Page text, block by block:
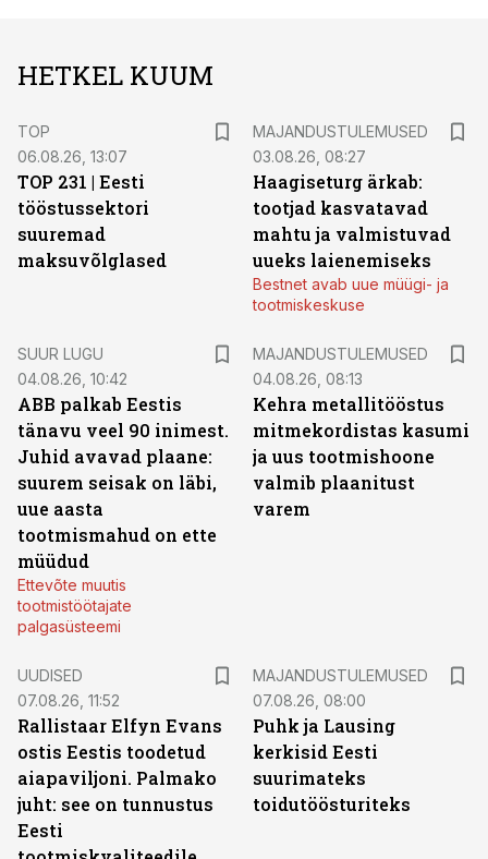
HETKEL KUUM
TOP
06.08.26, 13:07
TOP 231 | Eesti
tööstussektori
suuremad
maksuvõlglased
MAJANDUSTULEMUSED
03.08.26, 08:27
Haagiseturg ärkab:
tootjad kasvatavad
mahtu ja valmistuvad
uueks laienemiseks
Bestnet avab uue müügi- ja
tootmiskeskuse
SUUR LUGU
04.08.26, 10:42
ABB palkab Eestis
tänavu veel 90 inimest.
Juhid avavad plaane:
suurem seisak on läbi,
uue aasta
tootmismahud on ette
müüdud
Ettevõte muutis
tootmistöötajate
palgasüsteemi
MAJANDUSTULEMUSED
04.08.26, 08:13
Kehra metallitööstus
mitmekordistas kasumi
ja uus tootmishoone
valmib plaanitust
varem
UUDISED
07.08.26, 11:52
Rallistaar Elfyn Evans
ostis Eestis toodetud
aiapaviljoni. Palmako
juht: see on tunnustus
Eesti
MAJANDUSTULEMUSED
07.08.26, 08:00
Puhk ja Lausing
kerkisid Eesti
suurimateks
toidutöösturiteks